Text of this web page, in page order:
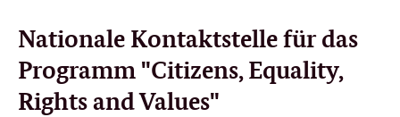
Nationale Kontaktstelle für das
Programm "Citizens, Equality,
Rights and Values"